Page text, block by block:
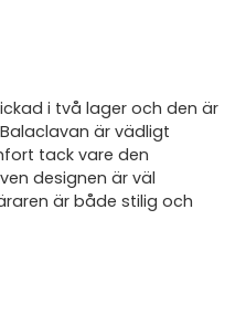
i två lager och den är
är vädligt
tack vare den
designen är väl
är både stilig och